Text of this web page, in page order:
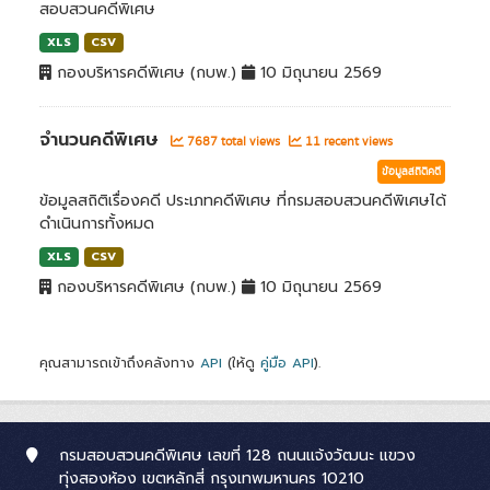
สอบสวนคดีพิเศษ
XLS CSV
กองบริหารคดีพิเศษ (กบพ.) 10 มิถุนายน 2569
จำนวนคดีพิเศษ 7687 total views 11 recent views
ข้อมูลสถิติคดี
ข้อมูลสถิติเรื่องคดี ประเภทคดีพิเศษ ที่กรมสอบสวนคดีพิเศษได้
ดำเนินการทั้งหมด
XLS CSV
กองบริหารคดีพิเศษ (กบพ.) 10 มิถุนายน 2569
คุณสามารถเข้าถึงคลังทาง API (ให้ดู คู่มือ API).
กรมสอบสวนคดีพิเศษ เลขที่ 128 ถนนแจ้งวัฒนะ แขวง
ทุ่งสองห้อง เขตหลักสี่ กรุงเทพมหานคร 10210